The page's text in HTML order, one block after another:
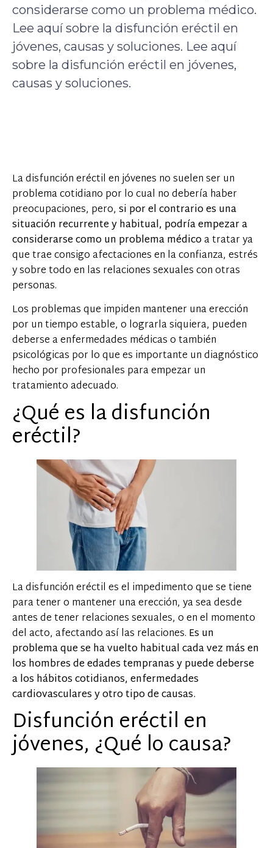
considerarse como un problema médico.
Lee aquí sobre la disfunción eréctil en
jóvenes, causas y soluciones. Lee aquí
sobre la disfunción eréctil en jóvenes,
causas y soluciones.
La disfunción eréctil en jóvenes no suelen ser un
problema cotidiano por lo cual no debería haber
preocupaciones, pero, si por el contrario es una
situación recurrente y habitual, podría empezar a
considerarse como un problema médicoa tratar ya
que trae consigo afectaciones en la confianza, estrés
y sobre todo en las relaciones sexuales con otras
personas.
Los problemas que impiden mantener una erección
por un tiempo estable, o lograrla siquiera, pueden
deberse a enfermedades médicas o también
psicológicas por lo que es importante un diagnóstico
hecho por profesionales para empezar un
tratamiento adecuado.
¿Qué es la disfunción
eréctil?
La disfunción eréctil es el impedimento que se tiene
para tener o mantener una erección, ya sea desde
antes de tener relaciones sexuales, o en el momento
del acto, afectando así las relaciones. Es un
problema que se ha vuelto habitual cada vez más en
los hombres de edades tempranas y puede deberse
a los hábitos cotidianos, enfermedades
cardiovasculares y otro tipo de causas.
Disfunción eréctil en
jóvenes, ¿Qué lo causa?